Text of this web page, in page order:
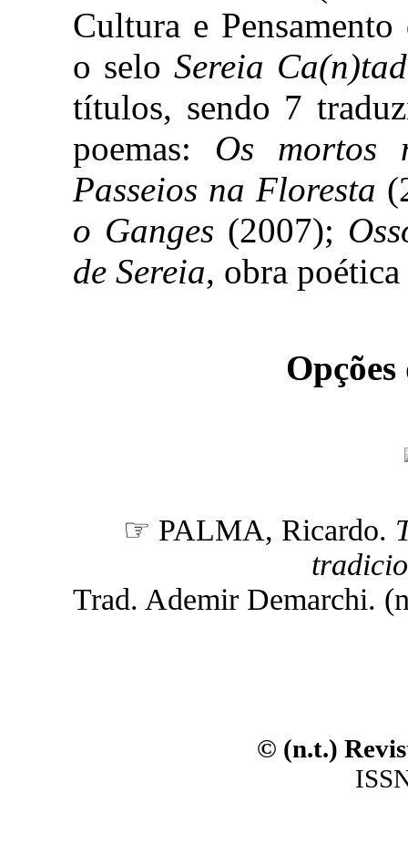
Cultura e
o selo Sereia
títulos, sendo 7
poemas: Os mortos
Passeios na Floresta
o Ganges (2007);
de Sereia, obra
☞ PALMA, Ricardo.
Trad. Ademir Demarchi.
© (n.t.)